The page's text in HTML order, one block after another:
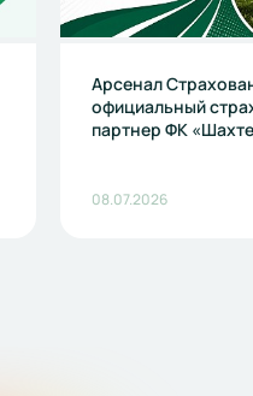
Арсенал
официальный
партнер ФК
08.07.2026